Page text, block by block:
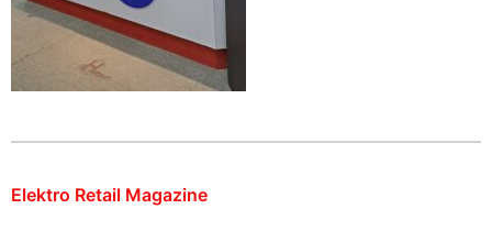
Elektro Retail Magazine